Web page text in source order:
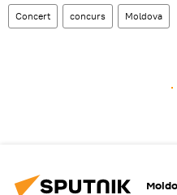
Concert concurs Moldova